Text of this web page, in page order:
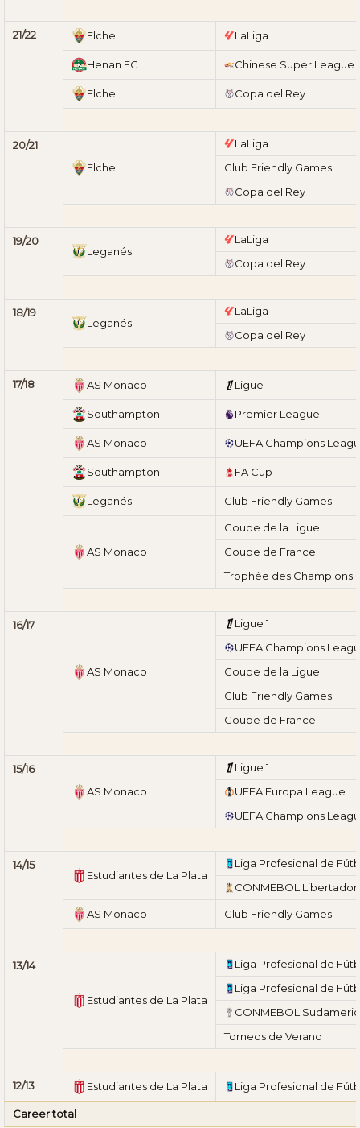
21/22 Elche LaLiga
Henan FC Chinese Super League
Elche Copa del Rey
20/21
Elche
LaLiga
Club Friendly Games
Copa del Rey
19/20
Leganés
LaLiga
Copa del Rey
18/19
Leganés
LaLiga
Copa del Rey
17/18 AS Monaco Ligue 1
Southampton Premier League
AS Monaco UEFA Champions
Southampton FA Cup
Leganés Club Friendly Games
AS Monaco
Coupe de la Ligue
Coupe de France
Trophée des Champions
16/17
AS Monaco
Ligue 1
UEFA Champions
Coupe de la Ligue
Club Friendly Games
Coupe de France
15/16
AS Monaco
Ligue 1
UEFA Europa League
UEFA Champions
14/15
Estudiantes de La Plata
Liga Profesional de
CONMEBOL
AS Monaco Club Friendly Games
13/14
Estudiantes de La Plata
Liga Profesional de
Liga Profesional de
CONMEBOL
Torneos de Verano
12/13 Estudiantes de La Plata Liga Profesional de
Career total